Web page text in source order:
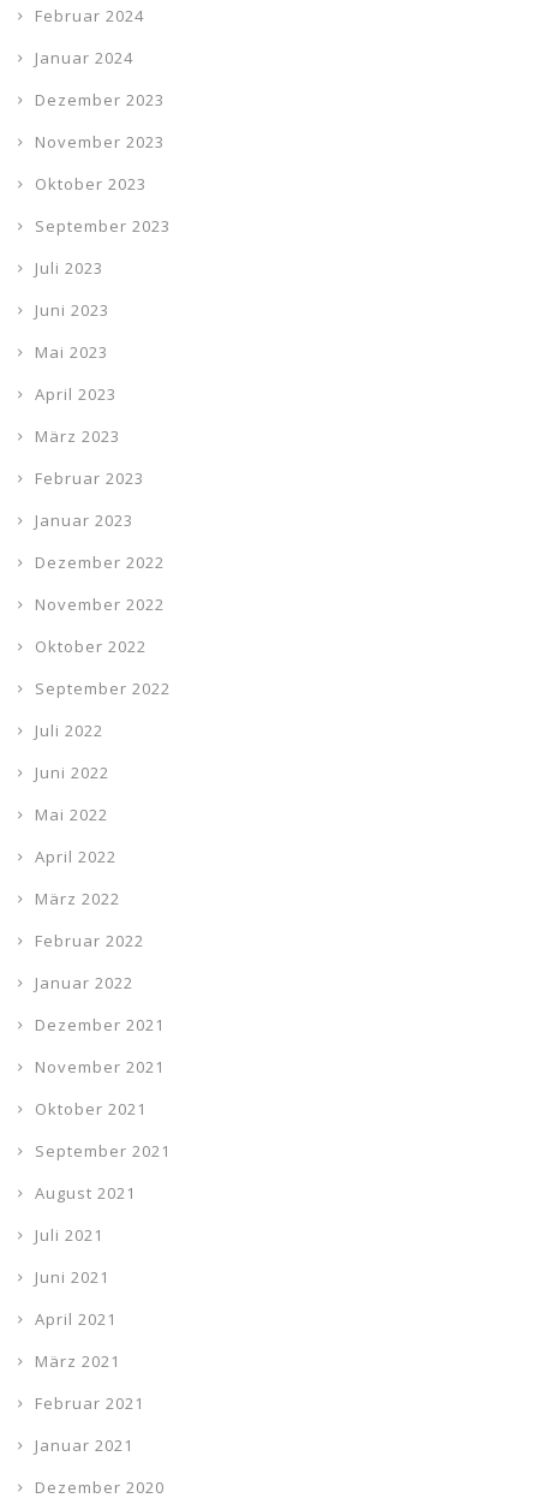
Februar 2024
Januar 2024
Dezember 2023
November 2023
Oktober 2023
September 2023
Juli 2023
Juni 2023
Mai 2023
April 2023
März 2023
Februar 2023
Januar 2023
Dezember 2022
November 2022
Oktober 2022
September 2022
Juli 2022
Juni 2022
Mai 2022
April 2022
März 2022
Februar 2022
Januar 2022
Dezember 2021
November 2021
Oktober 2021
September 2021
August 2021
Juli 2021
Juni 2021
April 2021
März 2021
Februar 2021
Januar 2021
Dezember 2020